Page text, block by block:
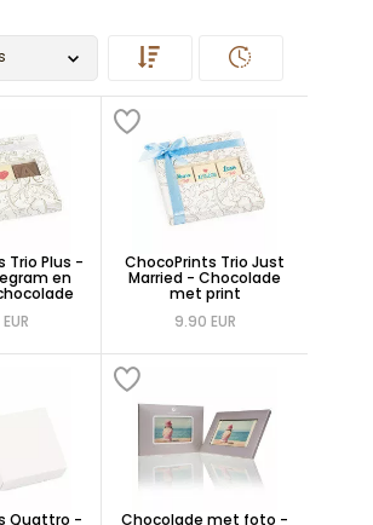
Trio Plus -
en
ChocoPrints Trio Just
Married - Chocolade
met print
9.90 EUR
Quattro - Chocolade met foto -